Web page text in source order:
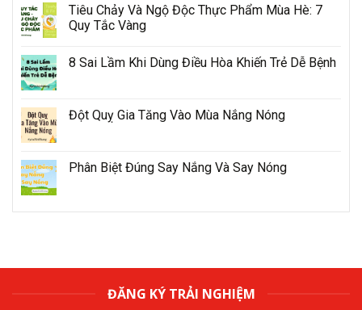
Tiêu Chảy Và Ngộ Độc Thực Phẩm Mùa Hè: 7
Quy Tắc Vàng
8 Sai Lầm Khi Dùng Điều Hòa Khiến Trẻ Dễ Bệnh
Đột Quỵ Gia Tăng Vào Mùa Nắng Nóng
Phân Biệt Đúng Say Nắng Và Say Nóng
ĐĂNG KÝ TRẢI NGHIỆM